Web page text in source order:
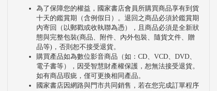
為了保障您的權益，國家書店會員所購買商品享有到貨
十天的鑑賞期（含例假日）。退回之商品必須於鑑賞期
內寄回（以郵戳或收執聯為憑），且商品必須是全新狀
態與完整包裝(商品、附件、內外包裝、隨貨文件、贈
品等)，否則恕不接受退貨。
購買產品如為數位影音商品（如：CD、VCD、DVD、
電子書等），因受智慧財產權保護，恕無法接受退貨。
如有商品瑕疵，僅可更換相同產品。
國家書店因網路與門市共同銷售，若在您完成訂單程序